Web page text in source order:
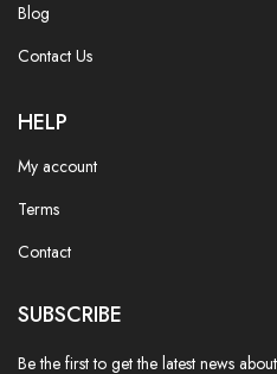
Blog
Contact Us
HELP
My account
Terms
Contact
SUBSCRIBE
Be the first to get the latest news